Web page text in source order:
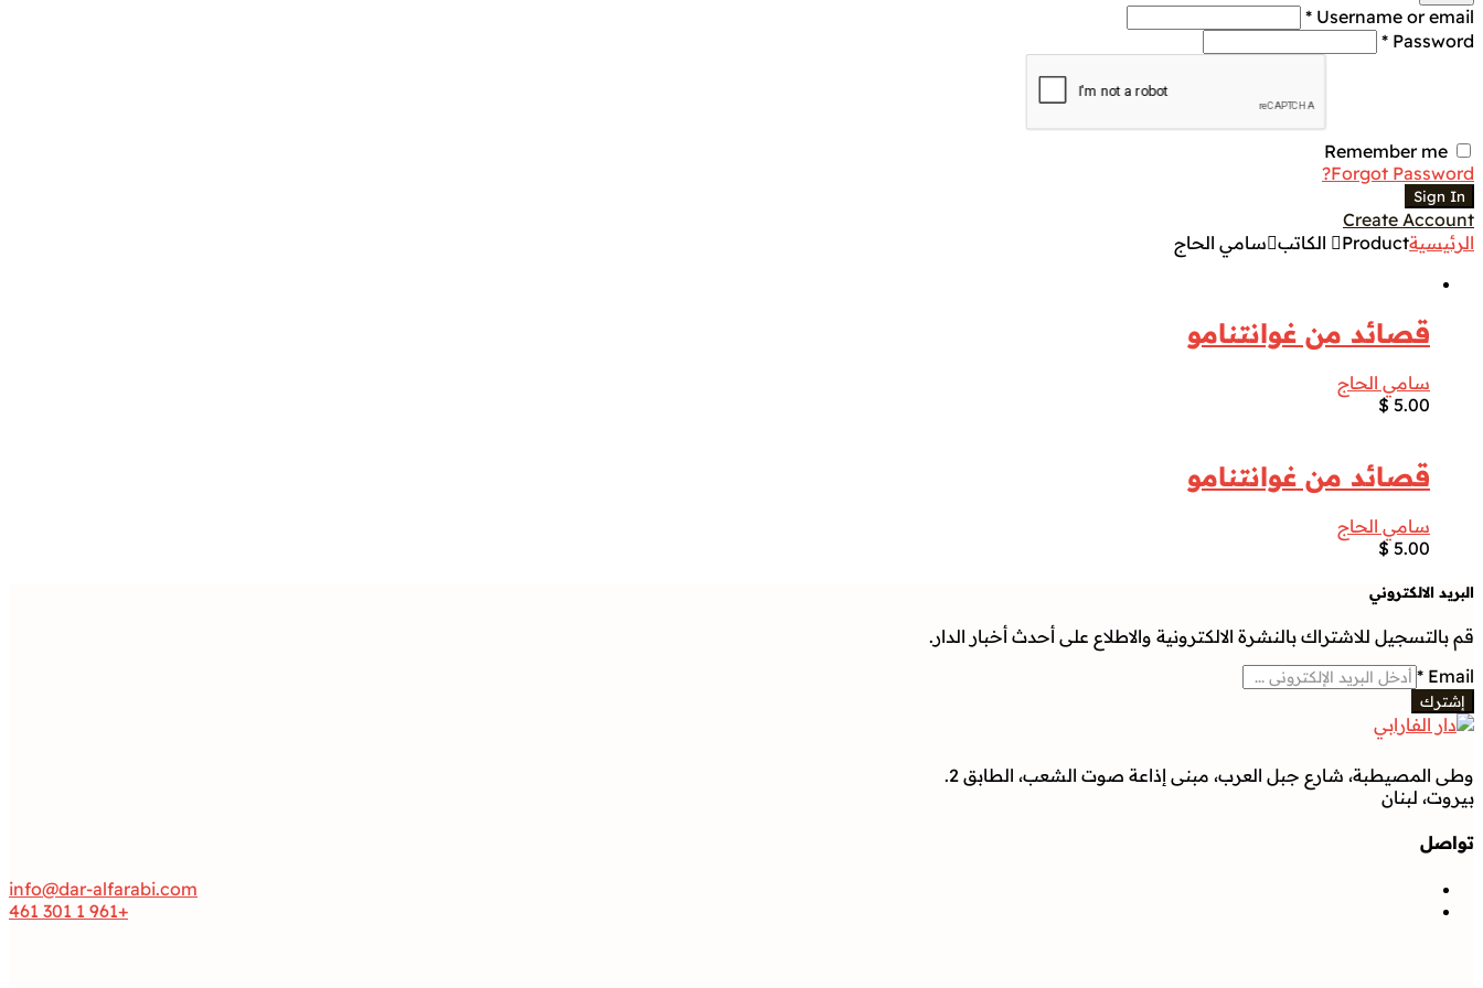
Username or email *
Password *
Remember me
Forgot Password?
Sign In
Create Account
الرئيسيةProduct الكاتب سامي الحاج
قصائد من غوانتنامو
سامي الحاج
$5.00
قصائد من غوانتنامو
سامي الحاج
$5.00
البريد الالكتروني
قم بالتسجيل للاشتراك بالنشرة الالكترونية والاطلاع على أحدث أخبار الدار.
Email
*
إشترك
وطى المصيطبة، شارع جبل العرب، مبنى إذاعة صوت الشعب، الطابق 2.
بيروت، لبنان
تواصل
info@dar-alfarabi.com
+961 1 301 461